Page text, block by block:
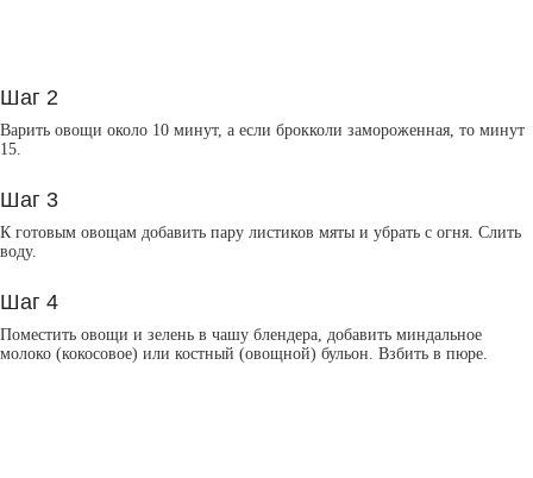
Шаг 2
Варить овощи около 10 минут, а если брокколи замороженная, то минут
15.
Шаг 3
К готовым овощам добавить пару листиков мяты и убрать с огня. Слить
воду.
Шаг 4
Поместить овощи и зелень в чашу блендера, добавить миндальное
молоко (кокосовое) или костный (овощной) бульон. Взбить в пюре.